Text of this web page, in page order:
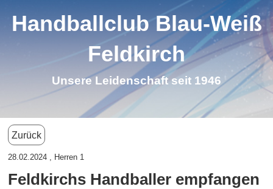
Handballclub Blau-Weiß
Feldkirch
Unsere Leidenschaft seit 1946
Zurück
28.02.2024 , Herren 1
Feldkirchs Handballer empfangen